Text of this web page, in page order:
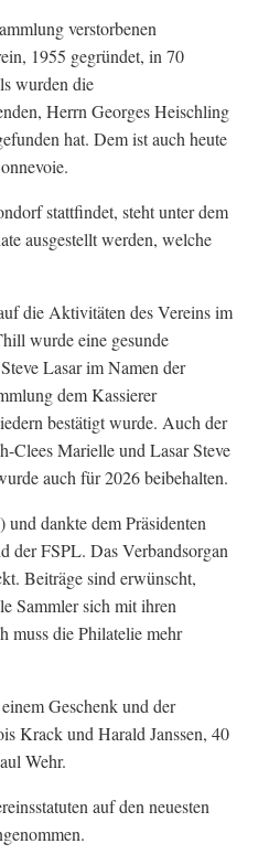
verstorbenen
1955 gegründet, in 70
wurden die
Herrn Georges Heischling
hat. Dem ist auch heute
stattfindet, steht unter dem
ausgestellt werden, welche
die Aktivitäten des Vereins im
wurde eine gesunde
Lasar im Namen der
dem Kassierer
bestätigt wurde. Auch der
Clees Marielle und Lasar Steve
auch für 2026 beibehalten.
dankte dem Präsidenten
der FSPL. Das Verbandsorgan
Beiträge sind erwünscht,
Sammler sich mit ihren
muss die Philatelie mehr
Geschenk und der
Krack und Harald Janssen, 40
Wehr.
auf den neuesten